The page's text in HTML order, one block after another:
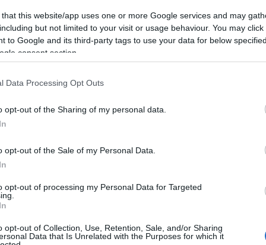
that this website/app uses one or more Google services and may
but not limited to your visit or usage behaviour. You may
to Google and its third-party tags to use your data for below
consent section.
Data Processing Opt Outs
opt-out of the Sharing of my personal data.
opt-out of the Sale of my Personal Data.
opt-out of processing my Personal Data for Targeted
opt-out of Collection, Use, Retention, Sale, and/or Sharing
Data that Is Unrelated with the Purposes for which it
Aureli e della vicenda giudiziaria che
come non vi sia stato alcun
titolare delle indagini che si è
cliccando qui